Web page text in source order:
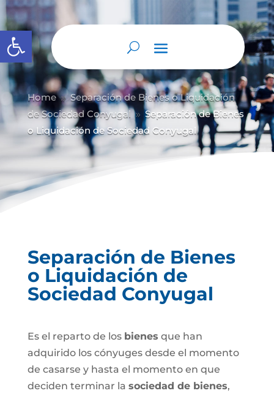
Abrir barra de herramientas
Home 9 Separación de Bienes o Liquidación
de Sociedad Conyugal 9 Separación de Bienes
o Liquidación de Sociedad Conyugal
Separación de Bienes
o Liquidación de
Sociedad Conyugal
Es el reparto de los bienes que han
adquirido los cónyuges desde el momento
de casarse y hasta el momento en que
deciden terminar la sociedad de bienes,